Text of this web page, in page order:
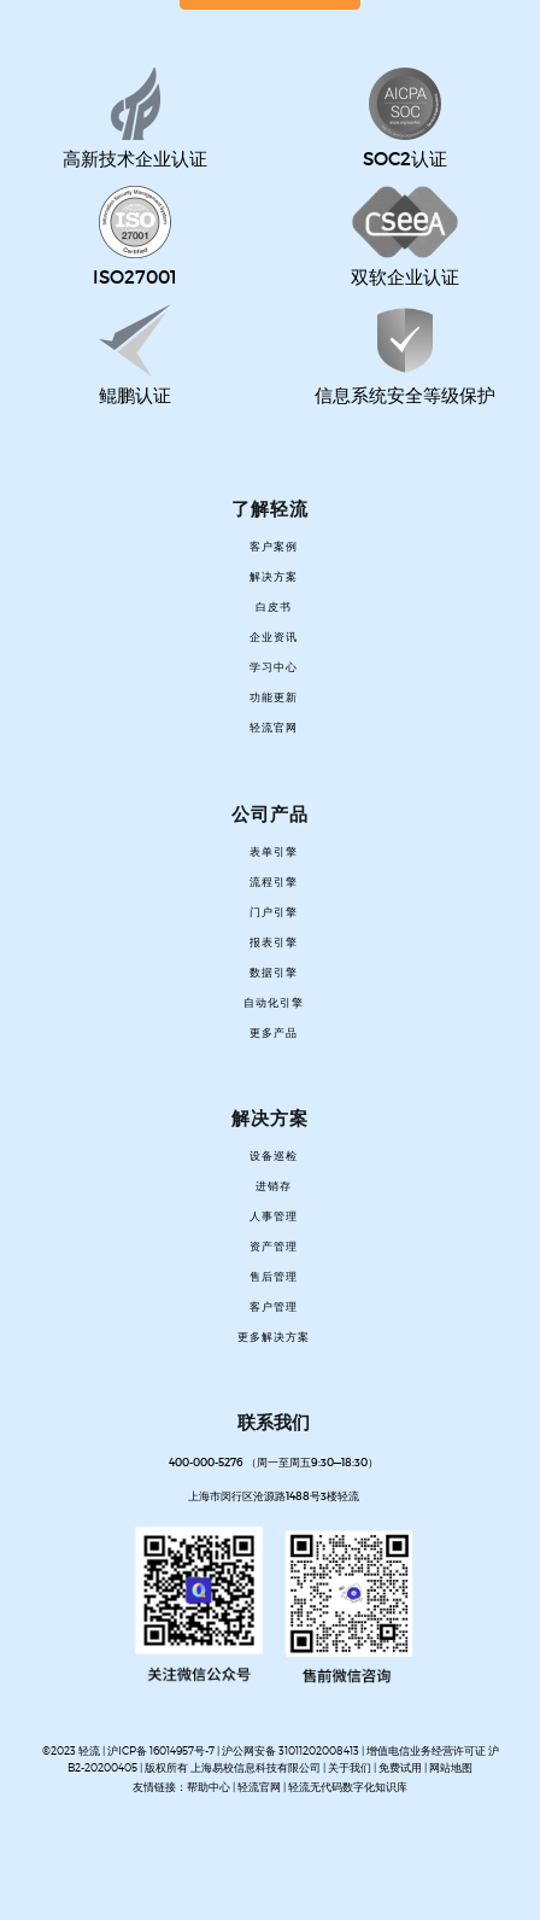
高新技术企业认证 SOC2认证
ISO27001 双软企业认证
鲲鹏认证 信息系统安全等级保护
了解轻流
客户案例
解决方案
白皮书
企业资讯
学习中心
功能更新
轻流官网
公司产品
表单引擎
流程引擎
门户引擎
报表引擎
数据引擎
自动化引擎
更多产品
解决方案
设备巡检
进销存
人事管理
资产管理
售后管理
客户管理
更多解决方案
联系我们
400-000-5276 （周一至周五9:30—18:30）
上海市闵行区沧源路1488号3楼轻流
©2023 轻流 |沪ICP备 16014957号-7|沪公网安备 31011202008413| 增值电信业务经营许可证 沪
B2-20200405 | 版权所有 上海易校信息科技有限公司 |关于我们 |免费试用 |网站地图
友情链接： 帮助中心|轻流官网 |轻流无代码数字化知识库